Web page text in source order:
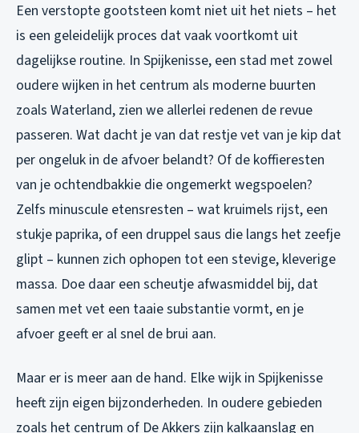
Een verstopte gootsteen komt niet uit het niets – het
is een geleidelijk proces dat vaak voortkomt uit
dagelijkse routine. In Spijkenisse, een stad met zowel
oudere wijken in het centrum als moderne buurten
zoals Waterland, zien we allerlei redenen de revue
passeren. Wat dacht je van dat restje vet van je kip dat
per ongeluk in de afvoer belandt? Of de koffieresten
van je ochtendbakkie die ongemerkt wegspoelen?
Zelfs minuscule etensresten – wat kruimels rijst, een
stukje paprika, of een druppel saus die langs het zeefje
glipt – kunnen zich ophopen tot een stevige, kleverige
massa. Doe daar een scheutje afwasmiddel bij, dat
samen met vet een taaie substantie vormt, en je
afvoer geeft er al snel de brui aan.
Maar er is meer aan de hand. Elke wijk in Spijkenisse
heeft zijn eigen bijzonderheden. In oudere gebieden
zoals het centrum of De Akkers zijn kalkaanslag en